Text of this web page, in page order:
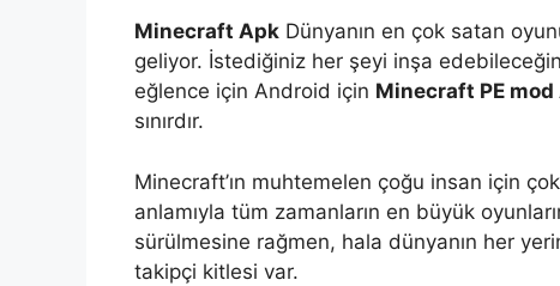
Minecraft Apk Dünyanın en çok satan
geliyor. İstediğiniz her şeyi inşa
eğlence için Android için Minecraft PE mod
sınırdır.
Minecraft’ın muhtemelen çoğu insan için
anlamıyla tüm zamanların en büyük
sürülmesine rağmen, hala dünyanın her
takipçi kitlesi var.